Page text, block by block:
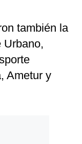
también la
Urbano,
Ametur y